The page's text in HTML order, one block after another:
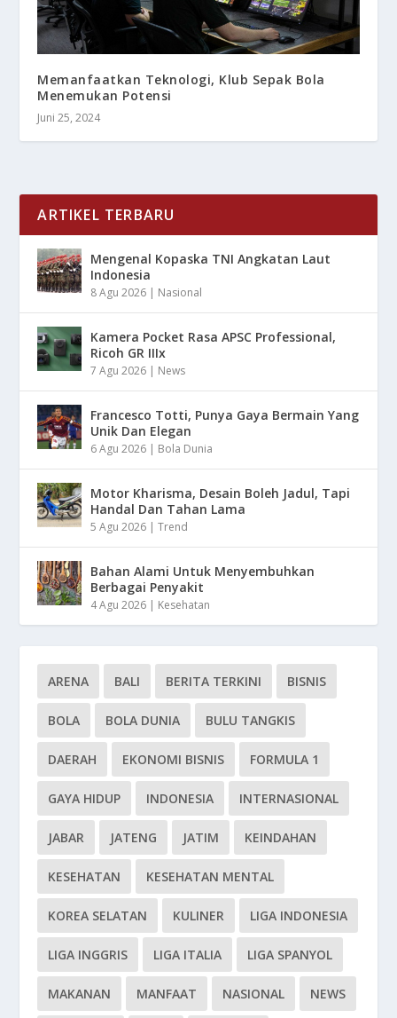
Memanfaatkan Teknologi, Klub Sepak Bola
Menemukan Potensi
Juni 25, 2024
ARTIKEL TERBARU
Mengenal Kopaska TNI Angkatan Laut
Indonesia
8 Agu 2026 | Nasional
Kamera Pocket Rasa APSC Professional,
Ricoh GR IIIx
7 Agu 2026 | News
Francesco Totti, Punya Gaya Bermain Yang
Unik Dan Elegan
6 Agu 2026 | Bola Dunia
Motor Kharisma, Desain Boleh Jadul, Tapi
Handal Dan Tahan Lama
5 Agu 2026 |Trend
Bahan Alami Untuk Menyembuhkan
Berbagai Penyakit
4 Agu 2026 | Kesehatan
ARENA BALI BERITA TERKINI BISNIS
BOLA BOLA DUNIA BULU TANGKIS
DAERAH EKONOMI BISNIS FORMULA 1
GAYA HIDUP INDONESIA INTERNASIONAL
JABAR JATENG JATIM KEINDAHAN
KESEHATAN KESEHATAN MENTAL
KOREA SELATAN KULINER LIGA INDONESIA
LIGA INGGRIS LIGA ITALIA LIGA SPANYOL
MAKANAN MANFAAT NASIONAL NEWS